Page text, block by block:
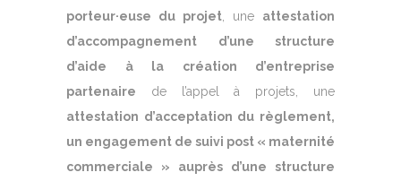
porteur·euse du projet, une attestation
d’accompagnement d’une structure
d’aide à la création d’entreprise
partenaire de l’appel à projets, une
attestation d’acceptation du règlement,
un engagement de suivi post « maternité
commerciale » auprès d’une structure